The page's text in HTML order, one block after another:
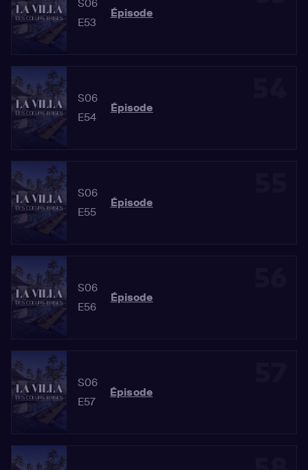
S06
E53
Épisode
S06
E54
Épisode
S06
E55
Épisode
S06
E56
Épisode
S06
E57
Épisode